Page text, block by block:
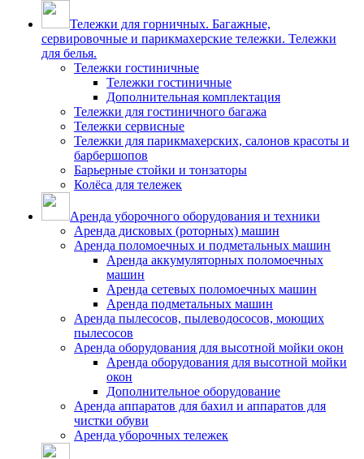
Тележки для горничных. Багажные,
сервировочные и парикмахерские тележки. Тележки
для белья.
Тележки гостиничные
Тележки гостиничные
Дополнительная комплектация
Тележки для гостиничного багажа
Тележки сервисные
Тележки для парикмахерских, салонов красоты и
барбершопов
Барьерные стойки и тонзаторы
Колёса для тележек
Аренда уборочного оборудования и техники
Аренда дисковых (роторных) машин
Аренда поломоечных и подметальных машин
Аренда аккумуляторных поломоечных
машин
Аренда сетевых поломоечных машин
Аренда подметальных машин
Аренда пылесосов, пылеводососов, моющих
пылесосов
Аренда оборудования для высотной мойки окон
Аренда оборудования для высотной мойки
окон
Дополнительное оборудование
Аренда аппаратов для бахил и аппаратов для
чистки обуви
Аренда уборочных тележек